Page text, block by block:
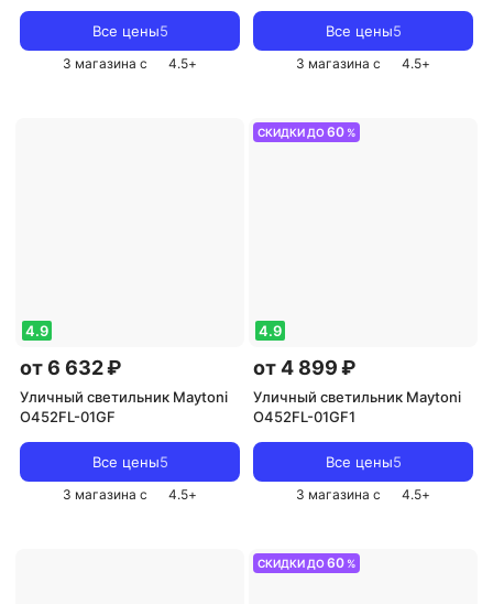
Все цены5
3 магазина с 4.5+
Все цены5
3 магазина с 4.5+
4.9
от 6 632 ₽
Уличный светильник Maytoni
O452FL-01GF
Все цены5
3 магазина с 4.5+
СКИДКИ ДО60 %
4.9
от 4 899 ₽
Уличный светильник Maytoni
O452FL-01GF1
Все цены5
3 магазина с 4.5+
СКИДКИ ДО60 %